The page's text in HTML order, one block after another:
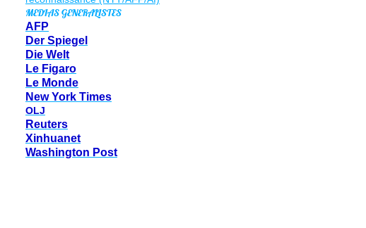
MEDIAS GENERALISTES
AFP
Der Spiegel
Die Welt
Le Figaro
Le Monde
New York Times
OLJ
Reuters
Xinhuanet
Washington Post